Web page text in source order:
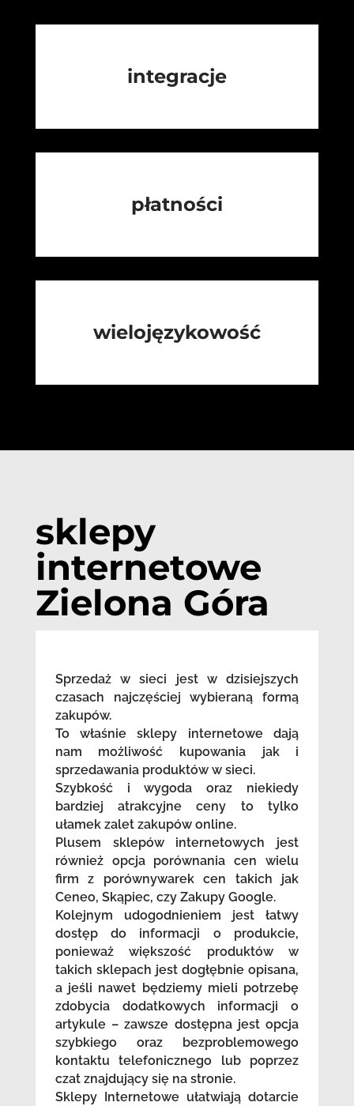
integracje
płatności
wielojęzykowość
sklepy
internetowe
Zielona Góra
Sprzedaż w sieci jest w dzisiejszych
czasach najczęściej wybieraną formą
zakupów.
To właśnie sklepy internetowe dają
nam możliwość kupowania jak i
sprzedawania produktów w sieci.
Szybkość i wygoda oraz niekiedy
bardziej atrakcyjne ceny to tylko
ułamek zalet zakupów online.
Plusem sklepów internetowych jest
również opcja porównania cen wielu
firm z porównywarek cen takich jak
Ceneo, Skąpiec, czy Zakupy Google.
Kolejnym udogodnieniem jest łatwy
dostęp do informacji o produkcie,
ponieważ większość produktów w
takich sklepach jest dogłębnie opisana,
a jeśli nawet będziemy mieli potrzebę
zdobycia dodatkowych informacji o
artykule – zawsze dostępna jest opcja
szybkiego oraz bezproblemowego
kontaktu telefonicznego lub poprzez
czat znajdujący się na stronie.
Sklepy Internetowe ułatwiają dotarcie